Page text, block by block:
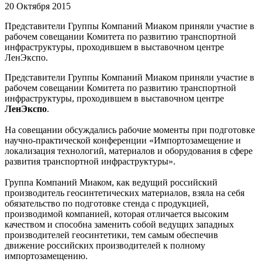
20 Октября 2015
Представители Группы Компаний Миаком приняли участие в
рабочем совещании Комитета по развитию транспортной
инфраструктуры, проходившем в выставочном центре
ЛенЭкспо.
Представители Группы Компаний Миаком приняли участие в
рабочем совещании Комитета по развитию транспортной
инфраструктуры, проходившем в выставочном центре
ЛенЭкспо.
На совещании обсуждались рабочие моменты при подготовке
научно-практической конференции «Импортозамещение и
локализация технологий, материалов и оборудования в сфере
развития транспортной инфраструктуры».
Группа Компаний Миаком, как ведущий российский
производитель геосинтетических материалов, взяла на себя
обязательство по подготовке стенда с продукцией,
производимой компанией, которая отличается высоким
качеством и способна заменить собой ведущих западных
производителей геосинтетики, тем самым обеспечив
движение российских производителей к полному
импортозамещению.